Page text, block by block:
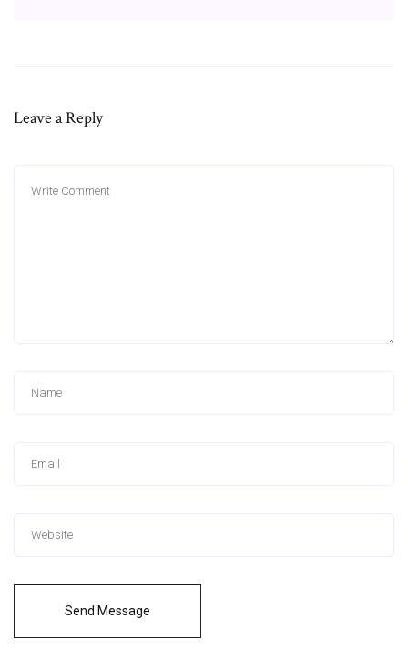
Leave a Reply
Send Message